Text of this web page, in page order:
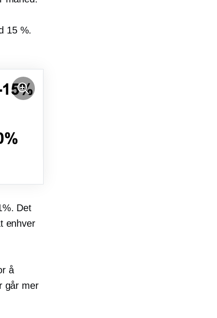
15 %.
Det
enhver
å
går mer